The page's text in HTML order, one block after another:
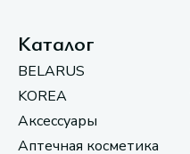
Каталог
BELARUS
KOREA
Аксессуары
Аптечная косметика